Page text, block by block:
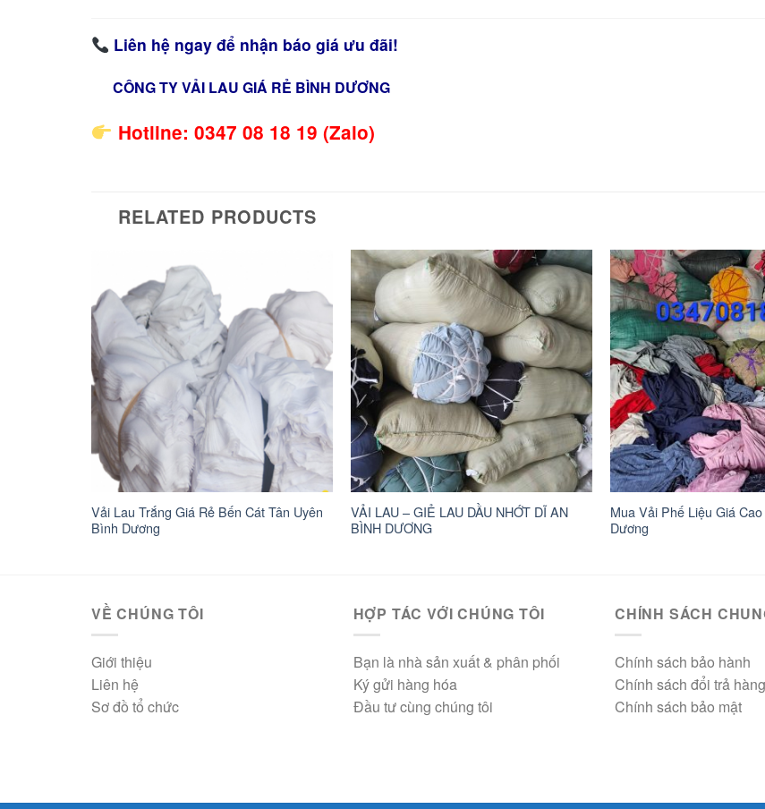
Liên hệ ngay để nhận báo giá ưu đãi!
CÔNG TY VẢI LAU GIÁ RẺ BÌNH DƯƠNG
Hotline: 0347 08 18 19 (Zalo)
RELATED PRODUCTS
Vải Lau Trắng Giá Rẻ Bến Cát Tân Uyên
Bình Dương
VẢI LAU – GIẺ LAU DẦU NHỚT DĨ AN
BÌNH DƯƠNG
Mua Vải Phế Liệu Giá
Dương
VỀ CHÚNG TÔI
Giới thiệu
Liên hệ
Sơ đồ tổ chức
HỢP TÁC VỚI CHÚNG TÔI
Bạn là nhà sản xuất & phân phối
Ký gửi hàng hóa
Đầu tư cùng chúng tôi
CHÍNH SÁCH
Chính sách bảo hành
Chính sách đổi trả hàng
Chính sách bảo mật